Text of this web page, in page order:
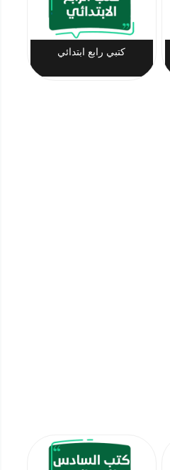
كتبي رابع ابتدائي